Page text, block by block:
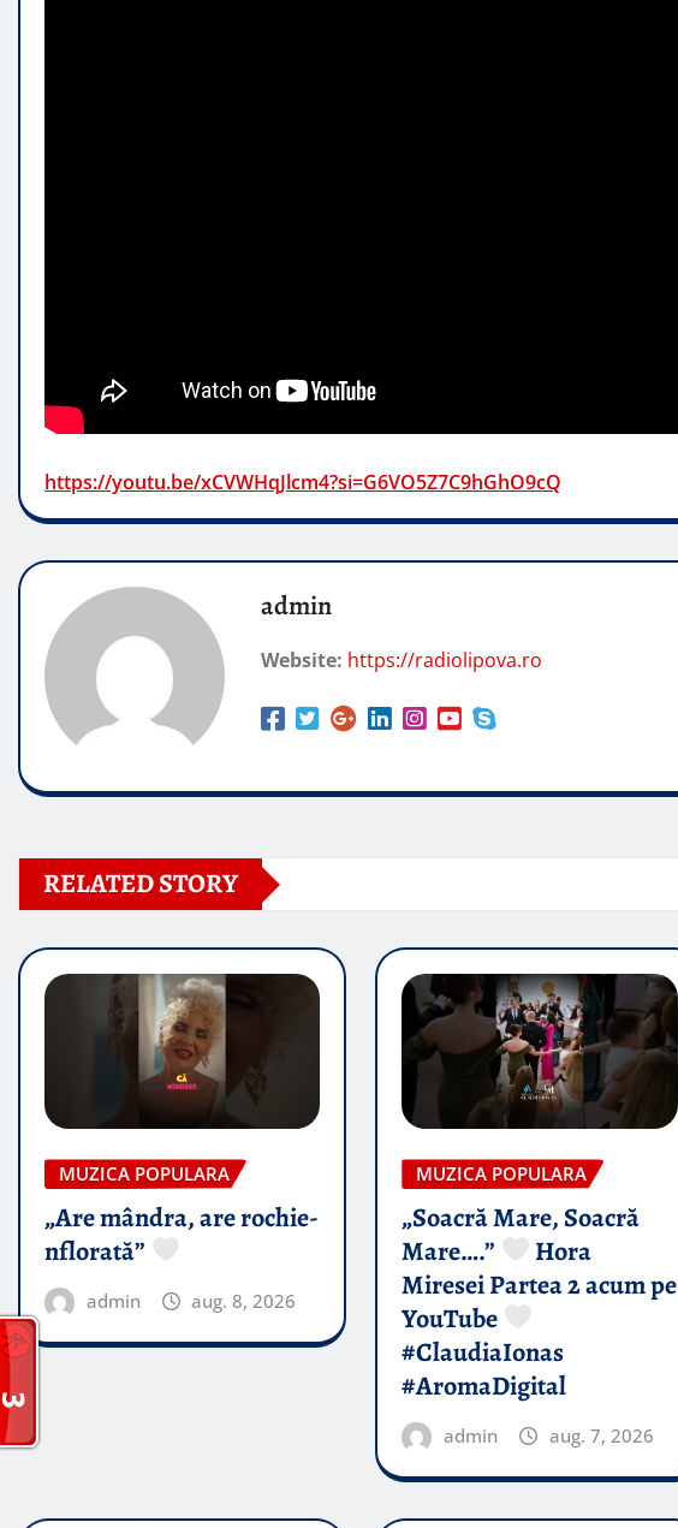
https://youtu.be/xCVWHqJlcm4?si=G6VO5Z7C9hGhO9cQ
admin
Website: https://radiolipova.ro
RELATED STORY
MUZICA POPULARA
„Are mândra, are rochie-
nflorată”
admin aug. 8, 2026
MUZICA POPULARA
„Soacră Mare, Soacră
Mare….”
Hora
Miresei Partea 2 acum pe
YouTube
#ClaudiaIonas
#AromaDigital
admin aug. 7, 2026